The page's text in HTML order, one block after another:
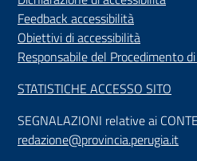
Feedback accessibilità
Obiettivi di accessibilità
Responsabile del Procedimento
STATISTICHE ACCESSO SITO
SEGNALAZIONI relative ai
redazione@provincia.perugia.it